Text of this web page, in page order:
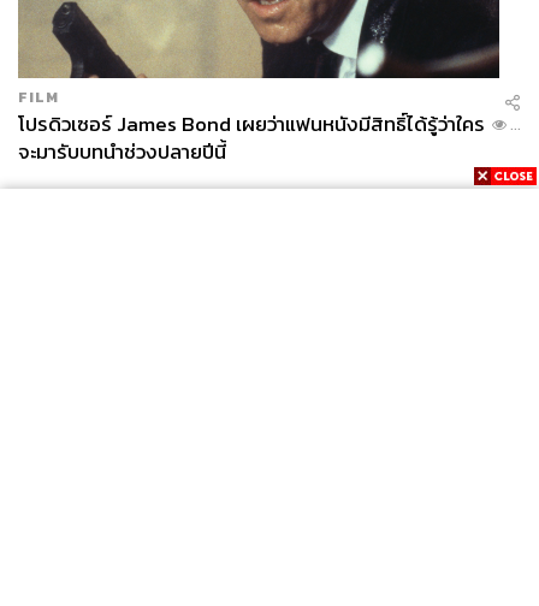
FILM
โปรดิวเซอร์ James Bond เผยว่าแฟนหนังมีสิทธิ์ได้รู้ว่าใคร
จะมารับบทนำช่วงปลายปีนี้
...